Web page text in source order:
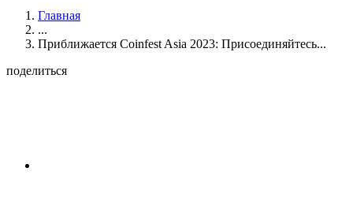
Главная
...
Приближается Coinfest Asia 2023: Присоединяйтесь...
поделиться